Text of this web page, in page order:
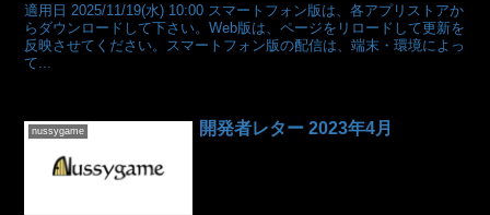
適用日 2025/11/19(水) 10:00 スマートフォン版は、各アプリストアか
らダウンロードして下さい。Web版は、ページをリロードして更新を
反映させてください。スマートフォン版の配信は、端末・環境によっ
て...
nussygame 開発者レター 2023年4月